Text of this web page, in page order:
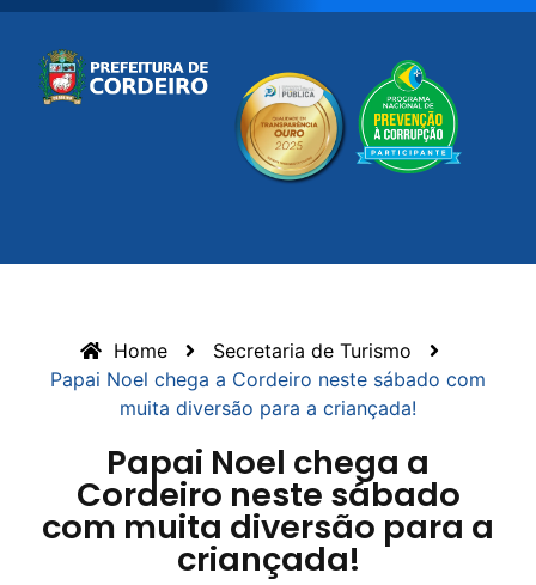
Home
Secretaria de Turismo
Papai Noel chega a Cordeiro neste sábado com
muita diversão para a criançada!
Papai Noel chega a
Cordeiro neste sábado
com muita diversão para a
criançada!